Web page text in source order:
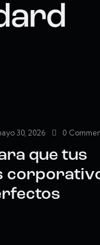
30, 2026 0
que tus